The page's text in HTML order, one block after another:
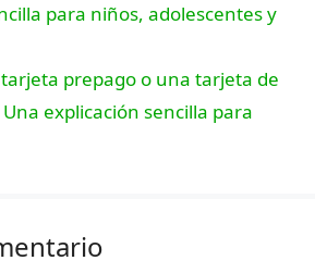
para niños, adolescentes y
prepago o una tarjeta de
explicación sencilla para